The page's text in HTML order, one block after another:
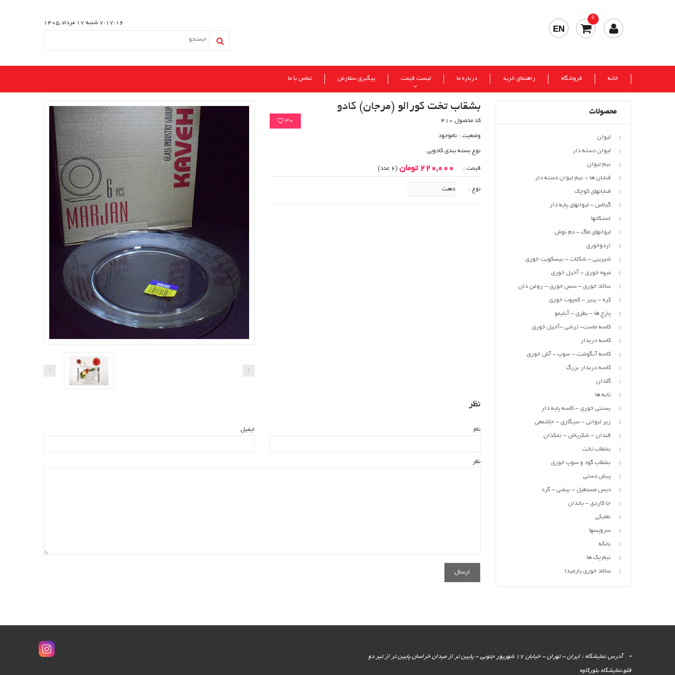
7:17:17 شنبه 17 مرداد 1405
0
EN
خانه فروشگاه راهنمای خرید درباره ما لیست قیمت پیگیری سفارش تماس با ما
بشقاب تخت کورالو (مرجان) کادو
30 کد محصول 410
وضعیت : ناموجود
نوع بسته بندی کادویی
قیمت : 220,000 تومان (6 عدد)
نوع :
نظر
ایمیل نام
نظر
محصولات
لیوان
لیوان دسته دار
نیم لیوان
فنجان ها - نیم لیوان دسته دار
فنجانهای کوچک
گیلاس - لیوانهای پایه دار
استکانها
لیوانهای ماگ - دم نوش
اردوخوری
شیرینی - شکلات - بیسکویت خوری
میوه خوری - آجیل خوری
سالاد خوری - سس خوری - روغن دان
کره - پنیر - کمپوت خوری
پارچ ها - بطری - آبلیمو
کاسه ماست- ترشی -آجیل خوری
کاسه دربدار
کاسه آبگوشت - سوپ - آش خوری
کاسه دربدار بزرگ
گلدان
تابه ها
بستنی خوری - کاسه پایه دار
زیر لیوانی - سیگاری - جاشمعی
قندان - شکرپاش - نمکدان
بشقاب تخت
بشقاب گود و سوپ خوری
پیش دستی
دیس مستطیل - بیضی - گرد
جا کاردی - یخدان
نعلبکی
سرویسها
بانکه
نیم یک ها
سالاد خوری پارمیدا
آدرس نمایشگاه : ایران - تهران - خیابان 17 شهریور جنوبی - پایین تر از میدان خراسان پایین تر از تیر دو
قلو،نمایشگاه بلورکاوه